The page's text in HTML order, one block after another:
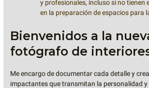
y profesionales, incluso si no tienen
en la preparación de espacios para
Bienvenidos a la
fotógrafo de
Me encargo de documentar cada detalle y
impactantes que transmitan la personalidad y